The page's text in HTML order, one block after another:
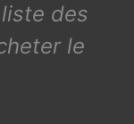
des
le